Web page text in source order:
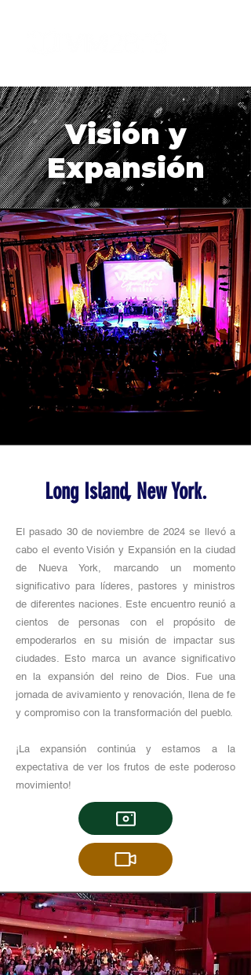
Visión y
Expansión
Long Island, New York.
El pasado 30 de noviembre de 2024 se llevó a
cabo el evento Visión y Expansión en la ciudad
de Nueva York, marcando un momento
significativo para líderes, pastores y ministros
de diferentes naciones. Este encuentro reunió a
cientos de personas con el propósito de
empoderarlos en su misión de impactar sus
ciudades. Esto marca un avance significativo
en la expansión del reino de Dios. Fue una
jornada de avivamiento y renovación, llena de fe
y compromiso con la transformación del pueblo.
¡La expansión continúa y estamos a la
expectativa de ver los frutos de este poderoso
movimiento!